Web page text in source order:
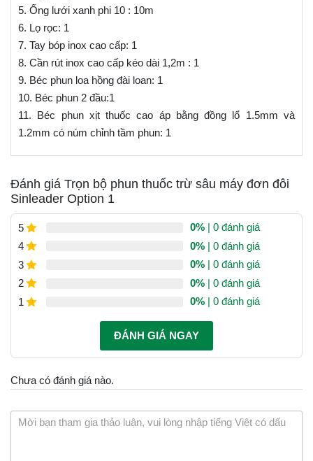
5. Ống lưới xanh phi 10 : 10m
6. Lọ rọc: 1
7. Tay bóp inox cao cấp: 1
8. Cần rút inox cao cấp kéo dài 1,2m : 1
9. Béc phun loa hồng đài loan: 1
10. Béc phun 2 đầu:1
11. Béc phun xịt thuốc cao áp bằng đồng lổ 1.5mm và
1.2mm có núm chỉnh tầm phun: 1
Đánh giá Trọn bộ phun thuốc trừ sâu máy đơn đôi
Sinleader Option 1
5 0% | 0 đánh giá
4
0% | 0 đánh giá
3
0% | 0 đánh giá
2
0% | 0 đánh giá
1
0% | 0 đánh giá
ĐÁNH GIÁ NGAY
Chưa có đánh giá nào.